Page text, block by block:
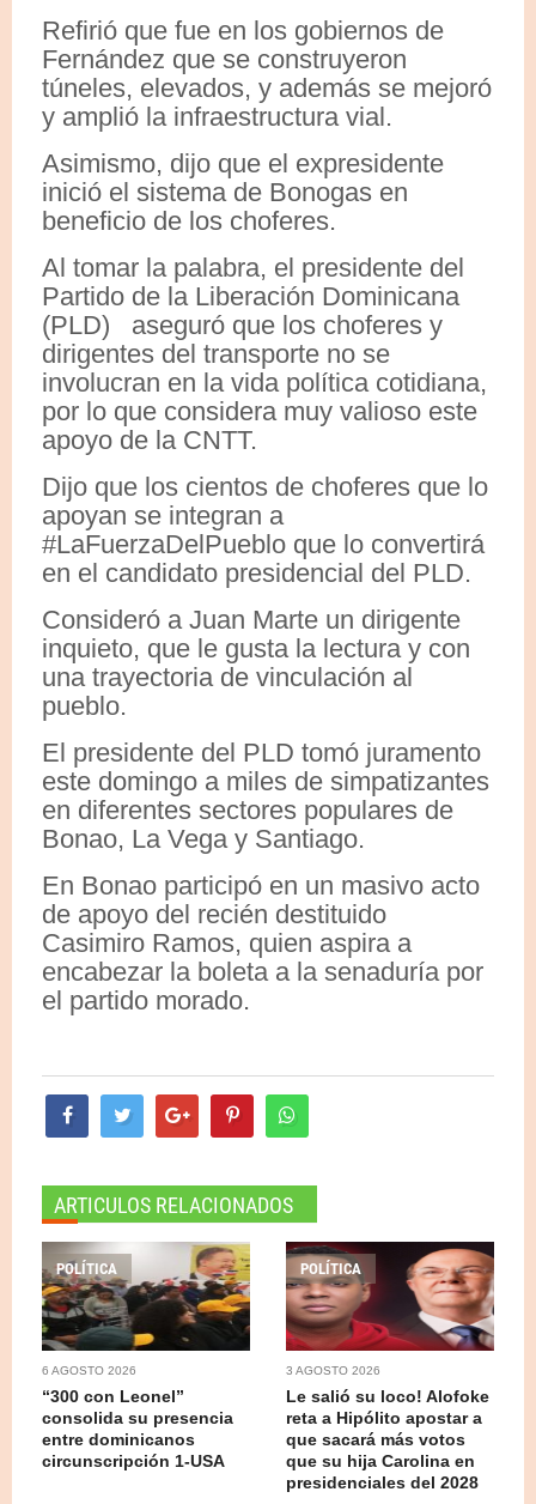
Refirió que fue en los gobiernos de
Fernández que se construyeron
túneles, elevados, y además se mejoró
y amplió la infraestructura vial.
Asimismo, dijo que el expresidente
inició el sistema de Bonogas en
beneficio de los choferes.
Al tomar la palabra, el presidente del
Partido de la Liberación Dominicana
(PLD) aseguró que los choferes y
dirigentes del transporte no se
involucran en la vida política cotidiana,
por lo que considera muy valioso este
apoyo de la CNTT.
Dijo que los cientos de choferes que lo
apoyan se integran a
#LaFuerzaDelPueblo que lo convertirá
en el candidato presidencial del PLD.
Consideró a Juan Marte un dirigente
inquieto, que le gusta la lectura y con
una trayectoria de vinculación al
pueblo.
El presidente del PLD tomó juramento
este domingo a miles de simpatizantes
en diferentes sectores populares de
Bonao, La Vega y Santiago.
En Bonao participó en un masivo acto
de apoyo del recién destituido
Casimiro Ramos, quien aspira a
encabezar la boleta a la senaduría por
el partido morado.
ARTICULOS RELACIONADOS
POLÍTICA
6 AGOSTO 2026
“300 con Leonel”
consolida su presencia
entre dominicanos
circunscripción 1-USA
POLÍTICA
3 AGOSTO 2026
Le salió su loco! Alofoke
reta a Hipólito apostar a
que sacará más votos
que su hija Carolina en
presidenciales del 2028